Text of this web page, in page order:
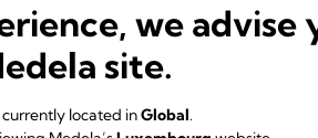
darstellt.
we advise
site.
located inGlobal.